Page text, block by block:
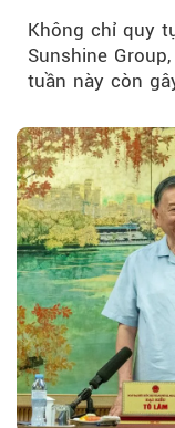
Không chỉ quy
Sunshine
tuần này còn